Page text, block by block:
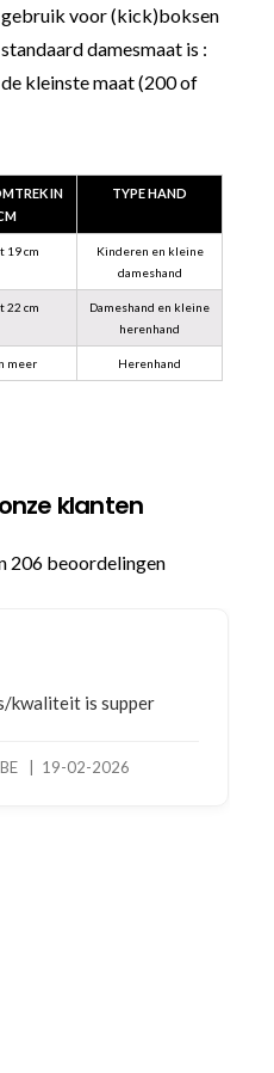
voor (kick)boksen
damesmaat is :
kleinste maat (200 of
IN
TYPE HAND
19 cm
Kinderen en kleine
dameshand
22 cm
Dameshand en kleine
herenhand
meer Herenhand
klanten
206 beoordelingen
goede prijzen en
gifts, waardoor je